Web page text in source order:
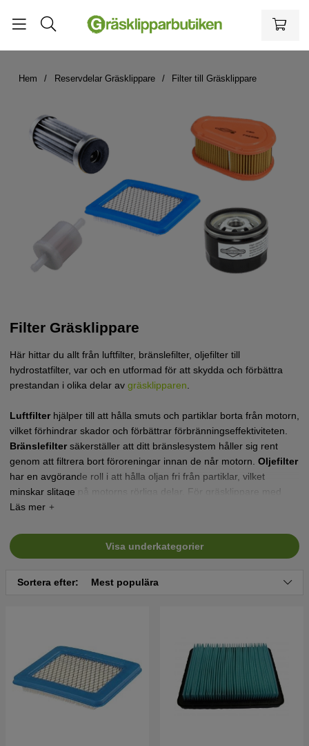
Hem Reservdelar Gräsklippare Filter till Gräsklippare
Filter Gräsklippare
Här hittar du allt från luftfilter, bränslefilter, oljefilter till
hydrostatfilter, var och en utformad för att skydda och förbättra
prestandan i olika delar av gräsklipparen
Luftfilterhjälper till att hålla smuts och partiklar borta från motorn,
vilket förhindrar skador och förbättrar förbränningseffektiviteten.
Bränslefiltersäkerställer att ditt bränslesystem håller sig rent
genom att filtrera bort föroreningar innan de når motorn. Oljefilter
har en avgörande roll i att hålla oljan fri från partiklar, vilket
minskar slitage på motorns rörliga delar. För gräsklippare med
hydrostatisk transmission är
hydraulvätskan.
Visa underkategorier
Sortera efter: Mest populära